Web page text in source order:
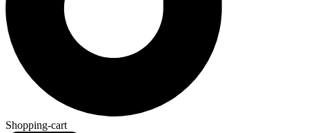
Shopping-cart